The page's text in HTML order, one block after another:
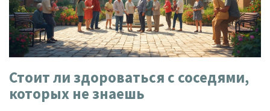
Стоит ли здороваться с соседями,
которых не знаешь